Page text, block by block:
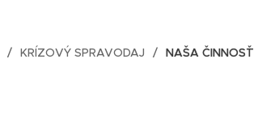
KRÍZOVÝ SPRAVODAJ NAŠA ČINNOSŤ